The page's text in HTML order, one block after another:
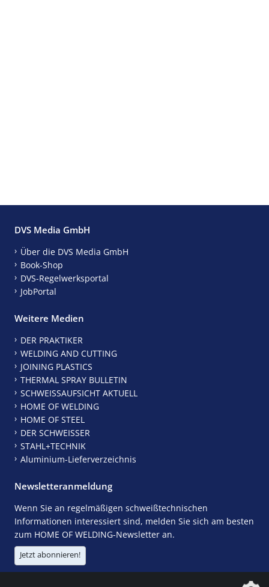
DVS Media GmbH
Über die DVS Media GmbH
Book-Shop
DVS-Regelwerksportal
JobPortal
Weitere Medien
DER PRAKTIKER
WELDING AND CUTTING
JOINING PLASTICS
THERMAL SPRAY BULLETIN
SCHWEISSAUFSICHT AKTUELL
HOME OF WELDING
HOME OF STEEL
DER SCHWEISSER
STAHL+TECHNIK
Aluminium-Lieferverzeichnis
Newsletteranmeldung
Wenn Sie an regelmäßigen schweißtechnischen
Informationen interessiert sind, melden Sie sich am besten
zum HOME OF WELDING-Newsletter an.
Jetzt abonnieren!